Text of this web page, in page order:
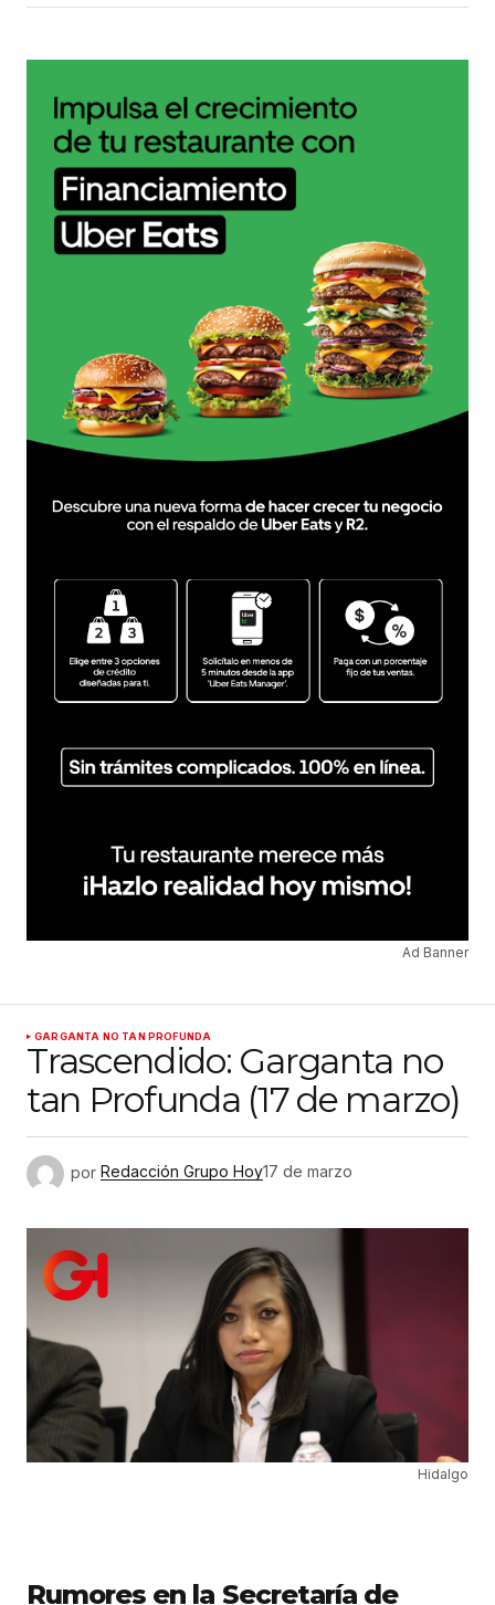
Ad Banner
GARGANTA NO TAN PROFUNDA
Trascendido: Garganta no
tan Profunda (17 de marzo)
por Redacción Grupo Hoy17 de marzo
Hidalgo
Rumores en la Secretaría de